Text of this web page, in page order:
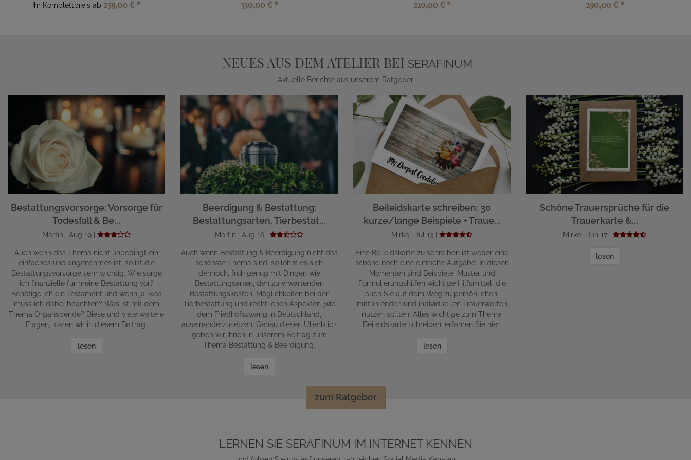
Ihr Komplettpreis ab 259,00 € * 350,00 € * 210,00 € * 290,00 € *
NEUES AUS DEM ATELIER BEI SERAFINUM
Aktuelle Berichte aus unserem Ratgeber
Bestattungsvorsorge: Vorsorge für
Todesfall & Be...
Martin | Aug 19 |
Auch wenn das Thema nicht unbedingt ein
einfaches und angenehmes ist, so ist die
Bestattungsvorsorge sehr wichtig. Wie sorge
ich finanzielle für meine Bestattung vor?
Benötige ich ein Testament und wenn ja, was
muss ich dabei beachten? Was ist mit dem
Thema Organspende? Diese und viele weitere
Fragen, klären wir in diesem Beitrag.
lesen
Beerdigung & Bestattung:
Bestattungsarten, Tierbestat...
Martin | Aug 16 |
Auch wenn Bestattung & Beerdigung nicht das
schönste Thema sind, so lohnt es sich
dennoch, früh genug mit Dingen wie
Bestattungsarten, den zu erwartenden
Bestattungskosten, Möglichkeiten bei der
Tierbestattung und rechtlichen Aspekten ,wie
dem Friedhofszwang in Deutschland,
auseinanderzusetzen. Genau diesen Überblick
geben wir Ihnen in unserem Beitrag zum
Thema Bestattung & Beerdigung.
lesen
Beileidskarte schreiben: 30
kurze/lange Beispiele + Traue...
Mirko | Jul 13 |
Eine Beileidskarte zu schreiben ist weder eine
schöne noch eine einfache Aufgabe. In diesen
Momenten sind Beispiele, Muster und
Formulierungshilfen wichtige Hilfsmittel, die
auch Sie auf dem Weg zu persönlichen,
mitfühlenden und individuellen Trauerworten
nutzen sollten. Alles wichtige zum Thema
Beileidskarte schreiben, erfahren Sie hier.
lesen
Schöne Trauersprüche für die
Trauerkarte &...
Mirko | Jun 17 |
lesen
zum Ratgeber
LERNEN SIE SERAFINUM IM INTERNET KENNEN